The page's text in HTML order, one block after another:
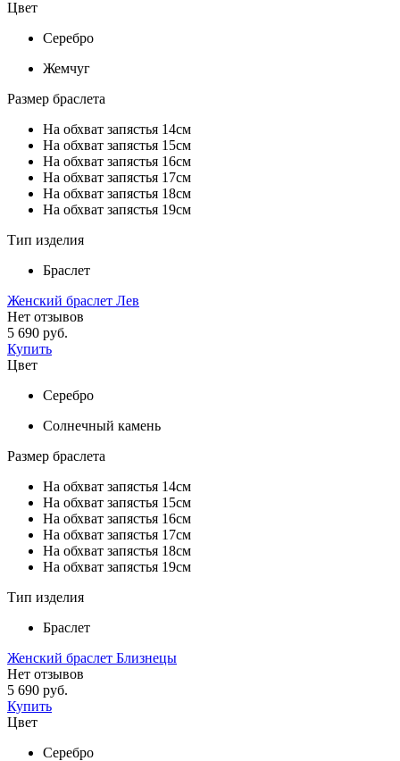
Цвет
Серебро
Жемчуг
Размер браслета
На обхват запястья 14см
На обхват запястья 15см
На обхват запястья 16см
На обхват запястья 17см
На обхват запястья 18см
На обхват запястья 19см
Тип изделия
Браслет
Женский браслет Лев
Нет отзывов
5 690 руб.
Купить
Цвет
Серебро
Солнечный камень
Размер браслета
На обхват запястья 14см
На обхват запястья 15см
На обхват запястья 16см
На обхват запястья 17см
На обхват запястья 18см
На обхват запястья 19см
Тип изделия
Браслет
Женский браслет Близнецы
Нет отзывов
5 690 руб.
Купить
Цвет
Серебро